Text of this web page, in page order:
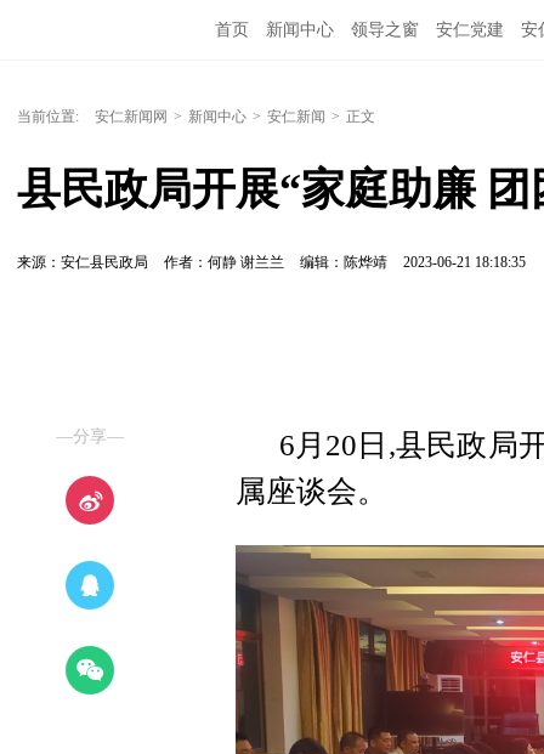
首页 新闻中心 领导之窗 安仁党建 安
当前位置: 安仁新闻网 > 新闻中心 > 安仁新闻 > 正文
县民政局开展“家庭助廉
来源：安仁县民政局 作者：何静 谢兰兰 编辑：陈烨靖 2023-06-21 18:18:35
—分享—
6月20日,县民政局
属座谈会。